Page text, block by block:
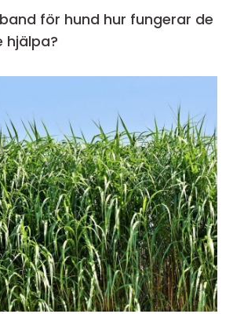
hur fungerar de
hjälpa?